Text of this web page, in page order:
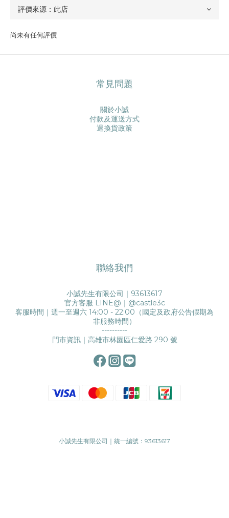
尚未有任何評價
常見問題
關於小誠
付款及運送方式
退換貨政策
聯絡我們
小誠先生有限公司｜93613617
官方客服 LINE@｜ @castle3c
客服時間｜週一至週六 14:00 - 22:00（國定及政府公告假期為
非服務時間）
----------
門市資訊｜高雄市林園區仁愛路 290 號
小誠先生有限公司｜統一編號：93613617